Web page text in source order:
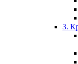
3.